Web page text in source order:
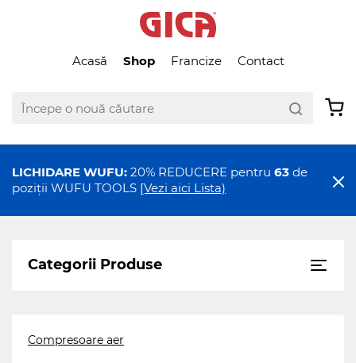
Acasă Shop Francize Contact
LICHIDARE WUFU: 20% REDUCERE pentru 63 de
poziții WUFU TOOLS [Vezi aici Lista)
Categorii Produse
Compresoare aer